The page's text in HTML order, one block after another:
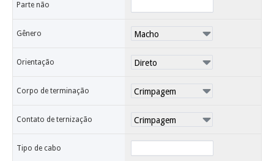
Parte não
Gênero
Orientação
Corpo de terminação
Contato de ternização
Tipo de cabo